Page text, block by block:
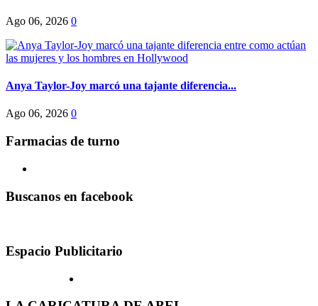
Ago 06, 2026 0
Anya Taylor-Joy marcó una tajante diferencia...
Ago 06, 2026 0
Farmacias de turno
Buscanos en facebook
Espacio Publicitario